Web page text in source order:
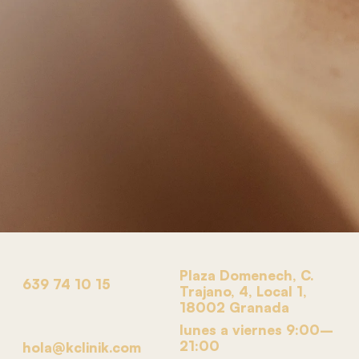
639 74 10 15
hola@kclinik.com
Plaza Domenech, C.
Trajano, 4, Local 1,
18002 Granada
lunes a viernes 9:00–
21:00